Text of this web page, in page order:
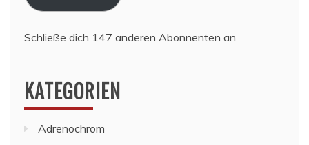
Schließe dich 147 anderen Abonnenten an
KATEGORIEN
Adrenochrom